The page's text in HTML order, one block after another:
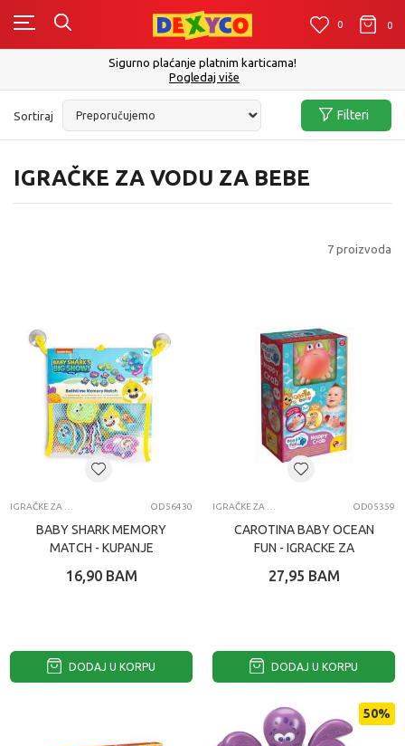
0 0
Click&Collect - Platite karticom Online i preuzmite u prodavnici
izboru
Pogledaj više
IGRAČKE ZA VODU ZA BEBE
Sortiraj Filteri
7 proizvoda
OD56430
BABY SHARK MEMORY
MATCH - KUPANJE
16,90 BAM
DODAJ U KORPU
OD05359
CAROTINA BABY OCEAN
FUN - IGRACKE ZA
27,95 BAM
DODAJ U KORPU
50%